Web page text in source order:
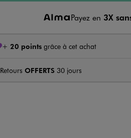
Payez en 3X
+ 20 pointsgrâce à cet achat
Retours OFFERTS 30 jours